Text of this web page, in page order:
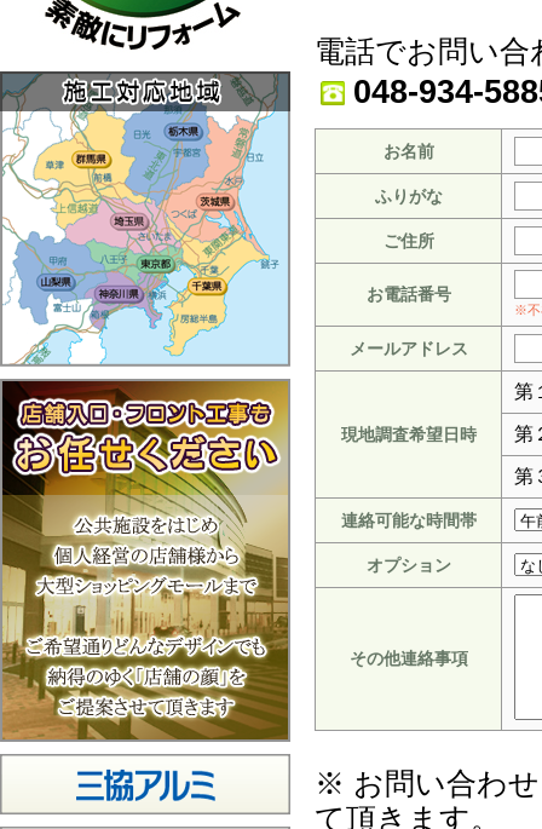
電話でお問い
048-934-
お名前
ふりがな
ご住所
お電話番号
※不
メールアドレス
現地調査希望日時
連絡可能な時間帯
オプション
その他連絡事項
※ お問い合わ
て頂きます。